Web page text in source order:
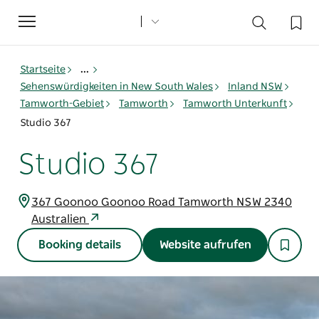
Toggle
navigation
Startseite
...
Sehenswürdigkeiten in New South Wales
Inland NSW
Tamworth-Gebiet
Tamworth
Tamworth Unterkunft
Studio 367
Studio 367
367 Goonoo Goonoo Road Tamworth NSW 2340
Australien
Booking details Website aufrufen